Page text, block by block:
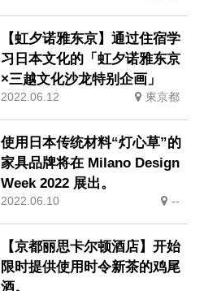
【虹夕诺雅东京】通过住宿学
习日本文化的「虹夕诺雅东京
×三越文化沙龙特别企画」
2022.06.12 東京都
使用日本传统材料“灯心草”的
家具品牌将在 Milano Design
Week 2022 展出。
2022.06.10 --
【京都丽思卡尔顿酒店】开始
限时提供使用时令新茶的鸡尾
酒。